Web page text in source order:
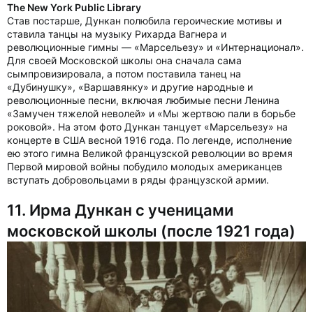
The New York Public Library
Став постарше, Дункан полюбила героические мотивы и
ставила танцы на музыку Рихарда Вагнера и
революционные гимны — «Марсельезу» и «Интернационал».
Для своей Московской школы она сначала сама
сымпровизировала, а потом поставила танец на
«Дубинушку», «Варшавянку» и другие народные и
революционные песни, включая любимые песни Ленина
«Замучен тяжелой неволей» и «Мы жертвою пали в борьбе
роковой». На этом фото Дункан танцует «Марсельезу» на
концерте в США весной 1916 года. По легенде, исполнение
ею этого гимна Великой французской революции во время
Первой мировой войны побудило молодых американцев
вступать добровольцами в ряды французской армии.
11. Ирма Дункан с ученицами
московской школы (после 1921 года)